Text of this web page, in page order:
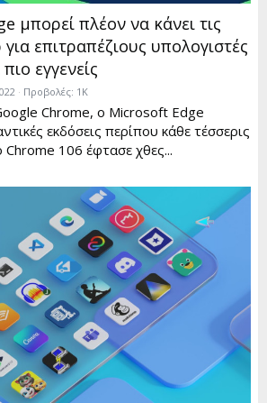
μπορεί πλέον να κάνει τις
επιτραπέζιους υπολογιστές
εγγενείς
Προβολές: 1K
Chrome, ο Microsoft Edge
εκδόσεις περίπου κάθε τέσσερις
106 έφτασε χθες...